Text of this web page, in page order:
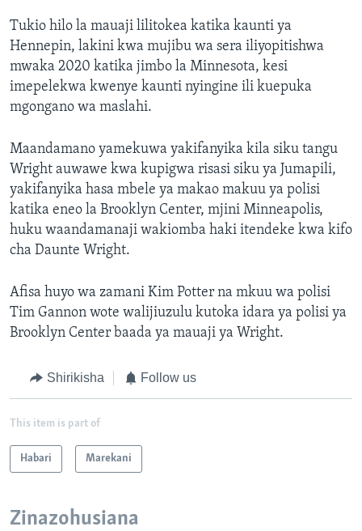
Tukio hilo la mauaji lilitokea katika kaunti ya
Hennepin, lakini kwa mujibu wa sera iliyopitishwa
mwaka 2020 katika jimbo la Minnesota, kesi
imepelekwa kwenye kaunti nyingine ili kuepuka
mgongano wa maslahi.
Maandamano yamekuwa yakifanyika kila siku tangu
Wright auwawe kwa kupigwa risasi siku ya Jumapili,
yakifanyika hasa mbele ya makao makuu ya polisi
katika eneo la Brooklyn Center, mjini Minneapolis,
huku waandamanaji wakiomba haki itendeke kwa kifo
cha Daunte Wright.
Afisa huyo wa zamani Kim Potter na mkuu wa polisi
Tim Gannon wote walijiuzulu kutoka idara ya polisi ya
Brooklyn Center baada ya mauaji ya Wright.
Shirikisha Follow us
This item is part of
Habari Marekani
Zinazohusiana